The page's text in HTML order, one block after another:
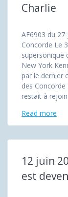
Charlie
AF6903 du 27
Concorde Le
supersonique
New York
par le dernier
des Concorde
restait à
Read more
12 juin
est